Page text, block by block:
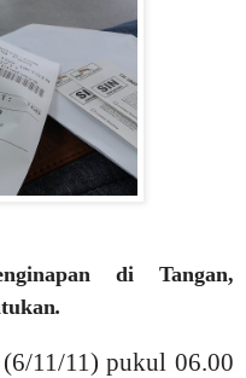
di Tangan,
.
11/11) pukul 06.00